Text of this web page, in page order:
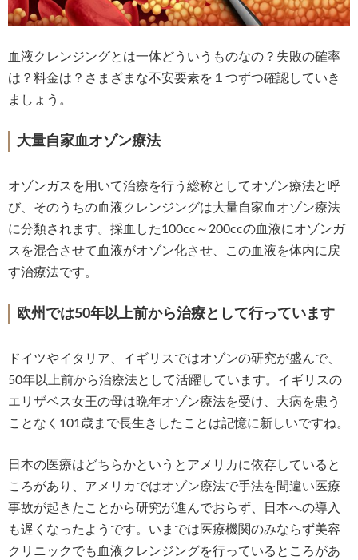
血液クレンジングとは一体どういうものなの？失敗の確率
は？料金は？さまざまな不安要素を１つずつ確認していき
ましょう。
大量自家血オゾン療法
オゾンガスを用いて治療を行う総称としてオゾン療法と呼
び、そのうちの血液クレンジングは大量自家血オゾン療法
に分類されます。採血した100cc～200ccの血液にオゾンガ
スを混合させて血液がオゾン化させ、この血液を体内に戻
す治療法です。
欧州では50年以上前から治療として行っています
ドイツやイタリア、イギリスではオゾンの研究が盛んで、
50年以上前から治療法として活躍しています。イギリスの
エリザベス女王の母は晩年オゾン療法を受け、大病を患う
ことなく101歳まで長生きしたことは記憶に新しいですね。
日本の医療はどちらかというとアメリカに依存していると
ころがあり、アメリカではオゾン療法で手法を間違い医療
事故が起きたことから研究が進んでおらず、日本への導入
も遅くなったようです。いまでは医療機関のみならず美容
クリニックでも血液クレンジングを行っているところがあ